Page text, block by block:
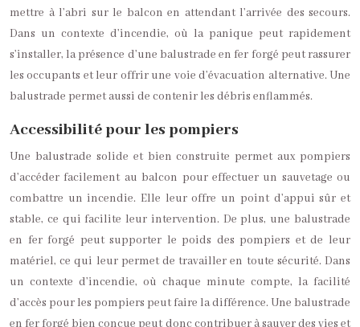
mettre à l’abri sur le balcon en attendant l’arrivée des secours.
Dans un contexte d’incendie, où la panique peut rapidement
s’installer, la présence d’une balustrade en fer forgé peut rassurer
les occupants et leur offrir une voie d’évacuation alternative. Une
balustrade permet aussi de contenir les débris enflammés.
Accessibilité pour les pompiers
Une balustrade solide et bien construite permet aux pompiers
d’accéder facilement au balcon pour effectuer un sauvetage ou
combattre un incendie. Elle leur offre un point d’appui sûr et
stable, ce qui facilite leur intervention. De plus, une balustrade
en fer forgé peut supporter le poids des pompiers et de leur
matériel, ce qui leur permet de travailler en toute sécurité. Dans
un contexte d’incendie, où chaque minute compte, la facilité
d’accès pour les pompiers peut faire la différence. Une balustrade
en fer forgé bien conçue peut donc contribuer à sauver des vies et